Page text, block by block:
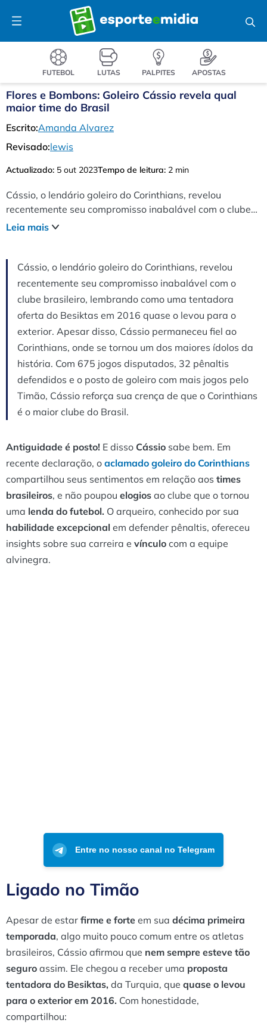
para
o
Menu
FUTEBOL LUTAS PALPITES APOSTAS
Flores e Bombons: Goleiro Cássio revela qual
maior time do Brasil
Escrito:Amanda Alvarez
Revisado:lewis
Actualizado: 5 out 2023Tempo de leitura: 2 min
Cássio, o lendário goleiro do Corinthians, revelou
recentemente seu compromisso inabalável com o clube
brasileiro, lembrando como uma tentadora oferta do
tornou um dos maiores ídolos da história. Com 675 jogos
disputados, 32 pênaltis defendidos e o posto de goleiro
com mais jogos pelo Timão, Cássio reforça sua crença de
que o Corinthians é o maior clube do Brasil.
Leia mais
Cássio, o lendário goleiro do Corinthians, revelou
recentemente seu compromisso inabalável com o
clube brasileiro, lembrando como uma tentadora
oferta do Besiktas em 2016 quase o levou para o
exterior. Apesar disso, Cássio permaneceu fiel ao
Corinthians, onde se tornou um dos maiores ídolos da
história. Com 675 jogos disputados, 32 pênaltis
defendidos e o posto de goleiro com mais jogos pelo
Timão, Cássio reforça sua crença de que o Corinthians
é o maior clube do Brasil.
Antiguidade é posto! E disso Cássio sabe bem. Em
recente declaração, o aclamado goleiro do Corinthians
compartilhou seus sentimentos em relação aos times
brasileiros, e não poupou elogios ao clube que o tornou
uma lenda do futebol. O arqueiro, conhecido por sua
habilidade excepcional em defender pênaltis, ofereceu
insights sobre sua carreira e vínculo com a equipe
alvinegra.
Entre no nosso canal no Telegram
Ligado no Timão
Apesar de estar firme e forte em sua décima primeira
temporada, algo muito pouco comum entre os atletas
brasileiros, Cássio afirmou que nem sempre esteve tão
seguro assim. Ele chegou a receber uma proposta
tentadora do Besiktas, da Turquia, que quase o levou
para o exterior em 2016. Com honestidade,
compartilhou: